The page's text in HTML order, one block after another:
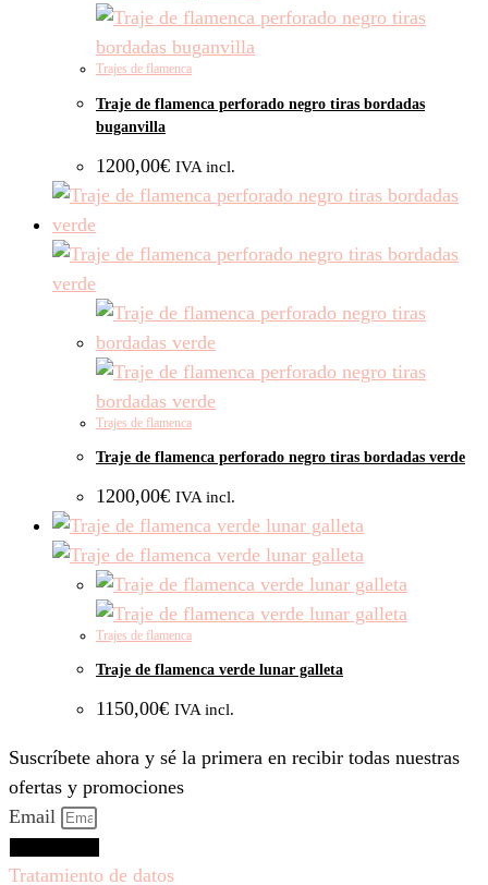
Trajes de flamenca
Traje de flamenca perforado negro tiras bordadas
buganvilla
1200,00€ IVA incl.
Trajes de flamenca
Traje de flamenca perforado negro tiras bordadas verde
1200,00€ IVA incl.
Trajes de flamenca
Traje de flamenca verde lunar galleta
1150,00€ IVA incl.
Suscríbete ahora y sé la primera en recibir todas nuestras
ofertas y promociones
Email
Tratamiento de datos